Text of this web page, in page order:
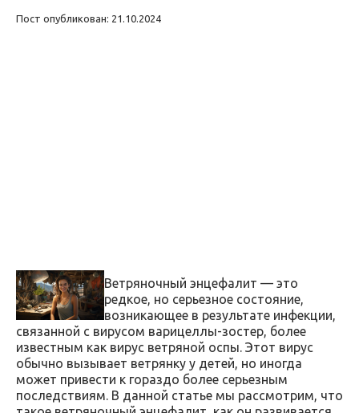
Пост опубликован: 21.10.2024
Ветряночный энцефалит — это
редкое, но серьезное состояние,
возникающее в результате инфекции,
связанной с вирусом варицеллы-зостер, более
известным как вирус ветряной оспы. Этот вирус
обычно вызывает ветрянку у детей, но иногда
может привести к гораздо более серьезным
последствиям. В данной статье мы рассмотрим, что